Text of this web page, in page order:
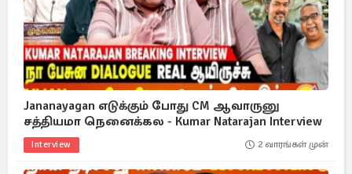
Jananayagan எடுக்கும் போது CM ஆவாருனு
சத்தியமா நெனைக்கல - Kumar Natarajan Interview
Interview 2 வாரங்கள் முன்